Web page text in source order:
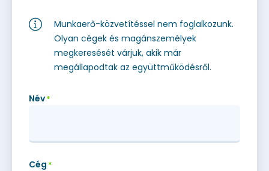
Munkaerő-közvetítéssel nem foglalkozunk.
Olyan cégek és magánszemélyek
megkeresését várjuk, akik már
megállapodtak az együttműködésről.
Név*
Cég *